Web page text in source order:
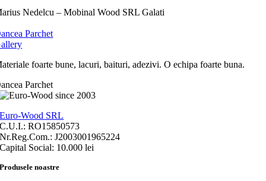
Nedelcu – Mobinal Wood SRL Galati
Parchet
foarte bune, lacuri, baituri, adezivi. O echipa foarte buna.
Parchet
Euro-Wood SRL
C.U.I.: RO15850573
Nr.Reg.Com.: J2003001965224
Capital Social: 10.000 lei
Produsele noastre